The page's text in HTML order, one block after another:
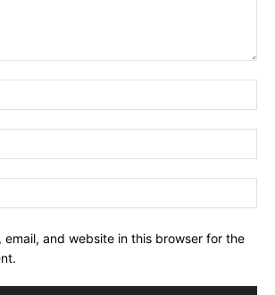
email, and website in this browser for the